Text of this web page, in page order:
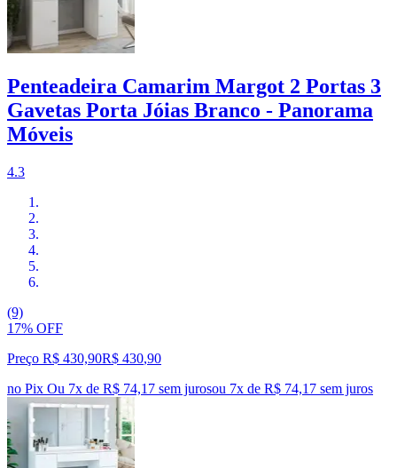
Penteadeira Camarim Margot 2 Portas 3
Gavetas Porta Jóias Branco - Panorama
Móveis
4.3
(9)
17% OFF
Preço R$ 430,90R$ 430,90
no Pix Ou 7x de R$ 74,17 sem jurosou 7x de R$ 74,17 sem juros